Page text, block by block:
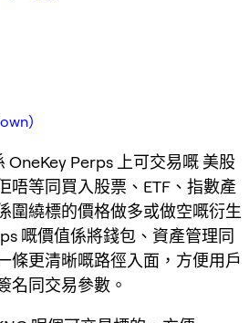
）
OneKey Perps 上可交易嘅 美股
唔等同買入股票、ETF、指數產
圍繞標的價格做多或做空嘅衍生
嘅價值係將錢包、資產管理同
條更清晰嘅路徑入面，方便用戶
名同交易參數。